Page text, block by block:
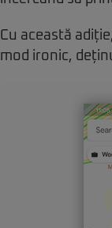
Cu această
mod ironic,